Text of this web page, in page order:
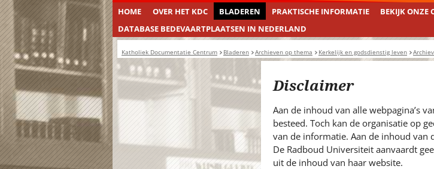
toegestaan
geweigerd.
i
d
e
t
e
.
.
HOME OVER HET KDC BLADEREN PRAKTISCHE INFORMATIE BEKIJK ONZE
DATABASE BEDEVAARTPLAATSEN IN NEDERLAND
Katholiek Documentatie Centrum Bladeren Archieven op thema Kerkelijk en godsdienstig leven
Disclaimer
Aan de inhoud van alle webpagina’s
besteed. Toch kan de organisatie op
van de informatie. Aan de inhoud van
De Radboud Universiteit aanvaardt
uit de inhoud van haar website.